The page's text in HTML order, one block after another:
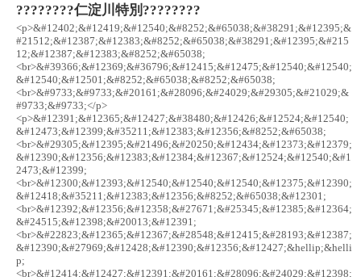
????????仁淀川特別????????
<p>&#12402;&#12419;&#12540;&#8252;&#65038;&#38291;&#12395;&
#21512;&#12387;&#12383;&#8252;&#65038;&#38291;&#12395;&#215
12;&#12387;&#12383;&#8252;&#65038;
<br>&#39366;&#12369;&#36796;&#12415;&#12475;&#12540;&#12540;
&#12540;&#12501;&#8252;&#65038;&#8252;&#65038;
<br>&#9733;&#9733;&#20161;&#28096;&#24029;&#29305;&#21029;&
#9733;&#9733;</p>
<p>&#12391;&#12365;&#12427;&#38480;&#12426;&#12524;&#12540;
&#12473;&#12399;&#35211;&#12383;&#12356;&#8252;&#65038;
<br>&#29305;&#12395;&#21496;&#20250;&#12434;&#12373;&#12379;
&#12390;&#12356;&#12383;&#12384;&#12367;&#12524;&#12540;&#1
2473;&#12399;
<br>&#12300;&#12393;&#12540;&#12540;&#12540;&#12375;&#12390;
&#12418;&#35211;&#12383;&#12356;&#8252;&#65038;&#12301;
<br>&#12392;&#12356;&#12358;&#27671;&#25345;&#12385;&#12364;
&#24515;&#12398;&#20013;&#12391;
<br>&#22823;&#12365;&#12367;&#28548;&#12415;&#28193;&#12387;
&#12390;&#27969;&#12428;&#12390;&#12356;&#12427;&hellip;&helli
p;
<br>&#12414;&#12427;&#12391;&#20161;&#28096;&#24029;&#12398;